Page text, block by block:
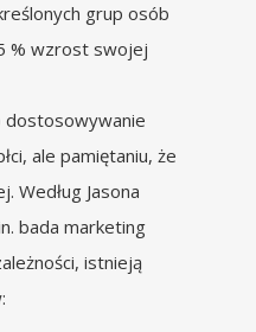
grup osób
% wzrost swojej
dostosowywanie
ale pamiętaniu, że
Według Jasona
bada marketing
istnieją